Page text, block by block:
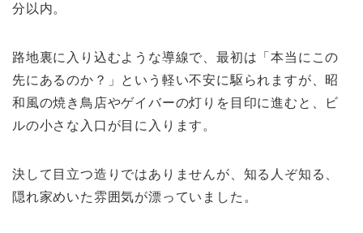
分以内。
路地裏に入り込むような導線で、最初は「本当にこの
先にあるのか？」という軽い不安に駆られますが、昭
和風の焼き鳥店やゲイバーの灯りを目印に進むと、ビ
ルの小さな入口が目に入ります。
決して目立つ造りではありませんが、知る人ぞ知る、
隠れ家めいた雰囲気が漂っていました。